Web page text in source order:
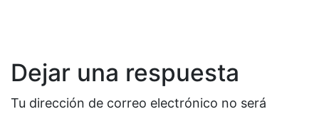
Dejar una respuesta
Tu dirección de correo electrónico no será